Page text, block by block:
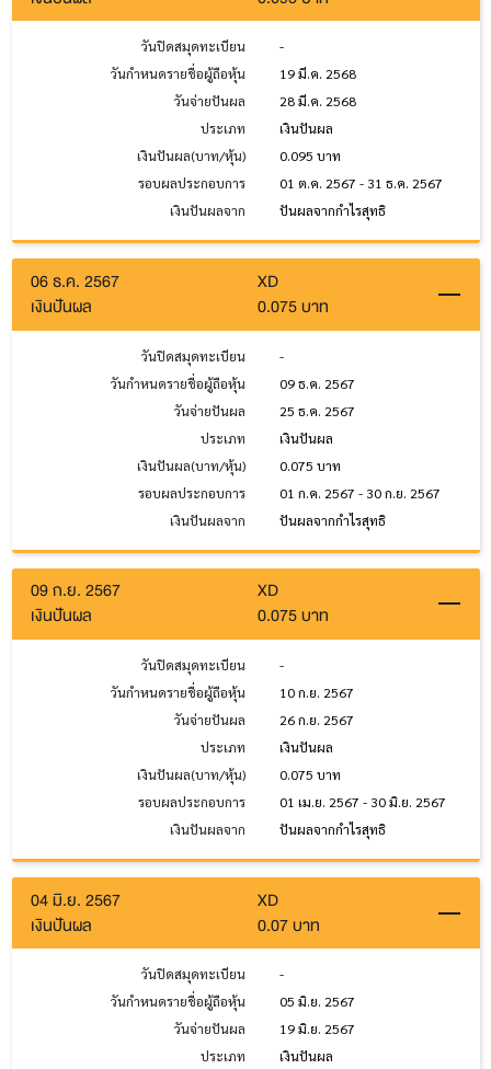
วันปิดสมุดทะเบียน
-
วันกำหนดรายชื่อผู้ถือหุ้น
19 มี.ค. 2568
วันจ่ายปันผล
28 มี.ค. 2568
ประเภท
เงินปันผล
เงินปันผล(บาท/หุ้น)
0.095 บาท
รอบผลประกอบการ
01 ต.ค. 2567 - 31 ธ.ค. 2567
เงินปันผลจาก
ปันผลจากกำไรสุทธิ
06 ธ.ค. 2567
XD
เงินปันผล
0.075 บาท
วันปิดสมุดทะเบียน
-
วันกำหนดรายชื่อผู้ถือหุ้น
09 ธ.ค. 2567
วันจ่ายปันผล
25 ธ.ค. 2567
ประเภท
เงินปันผล
เงินปันผล(บาท/หุ้น)
0.075 บาท
รอบผลประกอบการ
01 ก.ค. 2567 - 30 ก.ย. 2567
เงินปันผลจาก
ปันผลจากกำไรสุทธิ
09 ก.ย. 2567
XD
เงินปันผล
0.075 บาท
วันปิดสมุดทะเบียน
-
วันกำหนดรายชื่อผู้ถือหุ้น
10 ก.ย. 2567
วันจ่ายปันผล
26 ก.ย. 2567
ประเภท
เงินปันผล
เงินปันผล(บาท/หุ้น)
0.075 บาท
รอบผลประกอบการ
01 เม.ย. 2567 - 30 มิ.ย. 2567
เงินปันผลจาก
ปันผลจากกำไรสุทธิ
04 มิ.ย. 2567
XD
เงินปันผล
0.07 บาท
วันปิดสมุดทะเบียน
-
วันกำหนดรายชื่อผู้ถือหุ้น
05 มิ.ย. 2567
วันจ่ายปันผล
19 มิ.ย. 2567
ประเภท
เงินปันผล